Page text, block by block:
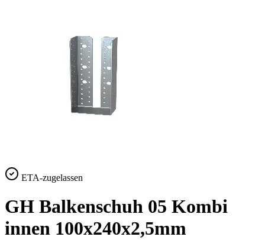
ETA-zugelassen
GH Balkenschuh 05 Kombi
innen 100x240x2,5mm